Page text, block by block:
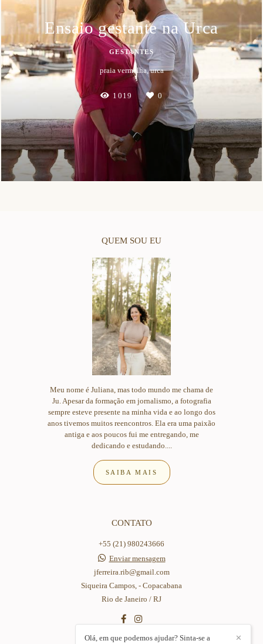
Ensaio gestante na Urca
GESTANTES
praia vermelha, urca
1019 0
QUEM SOU EU
Meu nome é Juliana, mas todo mundo me chama de
Ju. Apesar da formação em jornalismo, a fotografia
sempre esteve presente na minha vida e ao longo dos
anos tivemos muitos reencontros. Ela era uma paixão
antiga e aos poucos fui me entregando, me
dedicando e estudando....
SAIBA MAIS
CONTATO
+55 (21) 980243666
Enviar mensagem
jferreira.rib@gmail.com
Siqueira Campos, - Copacabana
Rio de Janeiro / RJ
✕
Olá, em que podemos ajudar? Sinta-se a